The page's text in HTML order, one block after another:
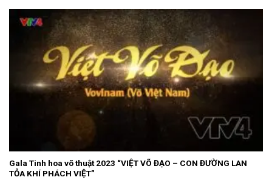
Gala Tinh hoa võ thuật 2023 “VIỆT VÕ ĐẠO – CON ĐƯỜNG LAN
TỎA KHÍ PHÁCH VIỆT”